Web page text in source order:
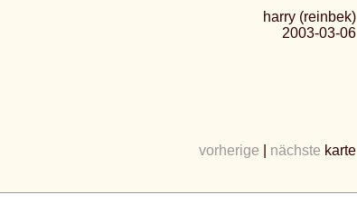
harry (reinbek)
2003-03-06
vorherige nächste karte